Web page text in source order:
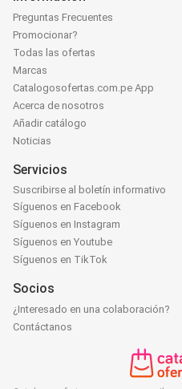
Preguntas Frecuentes
Promocionar?
Todas las ofertas
Marcas
Catalogosofertas.com.pe App
Acerca de nosotros
Añadir catálogo
Noticias
Servicios
Suscribirse al boletín informativo
Síguenos en Facebook
Síguenos en Instagram
Síguenos en Youtube
Síguenos en TikTok
Socios
¿Interesado en una colaboración?
Contáctanos